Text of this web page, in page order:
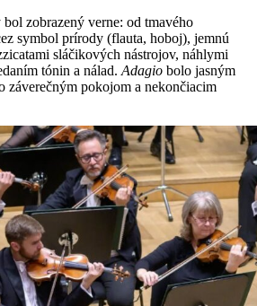
zobrazený verne: od tmavého
symbol prírody (flauta, hoboj), jemnú
sláčikových nástrojov, náhlymi
tónin a nálad. Adagio bolo jasným
záverečným pokojom a nekončiacim